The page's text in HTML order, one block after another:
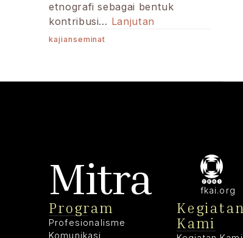
etnografi sebagai bentuk
kontribusi… Lanjutan
Antropologi
kajianseminat
Mitra fkai.org
Program
Profesionalisme
Komunikasi
Kegiatan
Kami